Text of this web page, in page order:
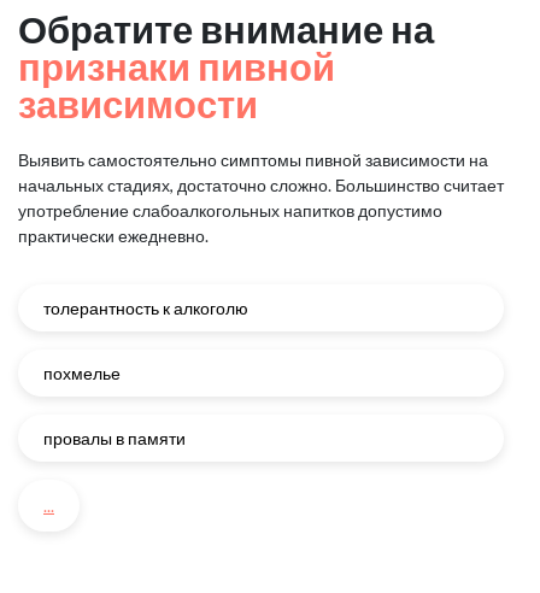
Обратите внимание на
признаки пивной
зависимости
Выявить самостоятельно симптомы пивной зависимости на
начальных стадиях, достаточно сложно. Большинство считает
употребление слабоалкогольных напитков допустимо
практически ежедневно.
толерантность к алкоголю
похмелье
провалы в памяти
...